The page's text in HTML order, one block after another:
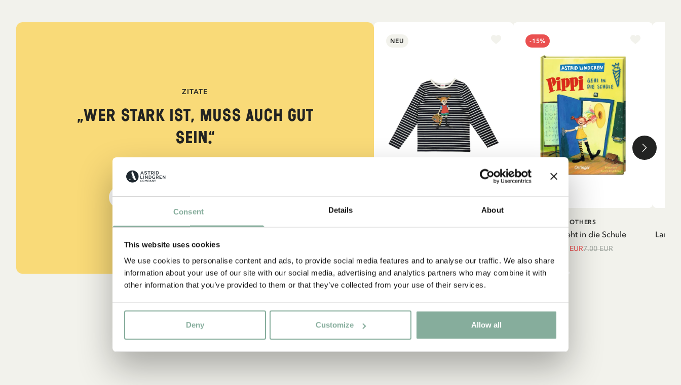
Consent Details About
This website uses cookies
We use cookies to personalise content and ads, to provide social media features and to analyse our traffic. We also share
information about your use of our site with our social media, advertising and analytics partners who may combine it with
other information that you’ve provided to them or that they’ve collected from your use of their services.
Deny Customize Allow all
ZITATE
„Wer stark ist, muss auch gut
sein.“
DIE PIPPI-LANGSTRUMPF-SAMMLUNG
NEU
WARENKORB
29.50 EUR
-15%
IN DEN WARENKORB
Pippi geht in die Schule
OTHERS
5.95 EUR7.00 EUR
Sie 10 % Rabatt!
erhalten Sie exklusive Angebote sowie spannende Fakten über
Astrid Lindgren. Zusätzlich erhalten Sie 10 % Rabatt auf Ihren ersten
Einkauf!
JETZT MITGLIED WERDEN